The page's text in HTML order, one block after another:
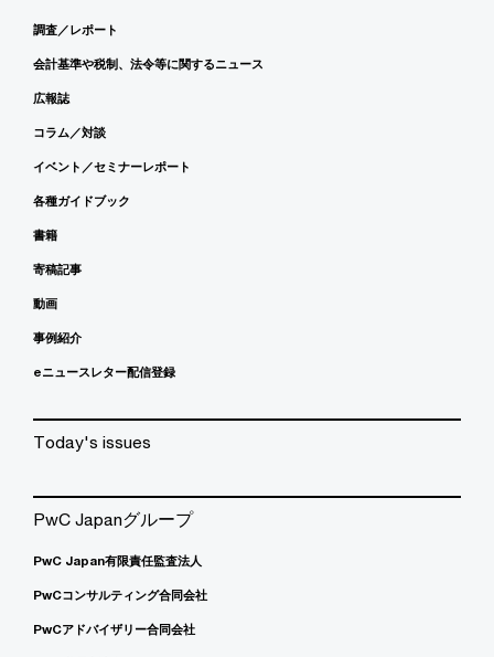
調査／レポート
会計基準や税制、法令等に関するニュース
広報誌
コラム／対談
イベント／セミナーレポート
各種ガイドブック
書籍
寄稿記事
動画
事例紹介
eニュースレター配信登録
Today's issues
PwC Japanグループ
PwC Japan有限責任監査法人
PwCコンサルティング合同会社
PwCアドバイザリー合同会社